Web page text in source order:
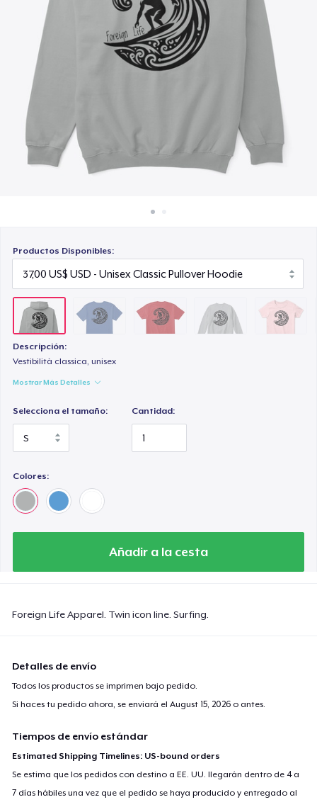
Venda en todas partes
Venda lo que sea
Productos Disponibles:
Descripción:
Vestibilità classica, unisex
Mostrar Más Detalles
Selecciona el tamaño: Cantidad:
Colores:
Añadir a la cesta
Foreign Life Apparel. Twin icon line. Surfing.
Detalles de envío
Todos los productos se imprimen bajo pedido.
Si haces tu pedido ahora, se enviará elAugust 15, 2026 o antes.
Tiempos de envío estándar
Estimated Shipping Timelines: US-bound orders
Se estima que los pedidos con destino a EE. UU. llegarán dentro de 4 a
7 días hábiles una vez que el pedido se haya producido y entregado al
Unisex Classic Crewneck Sweatshirt
23,99 US$
Comfort Colors 1717 | Classic Heavyweight T-Shirt
26,00 US$
Classic Long Sleeve Tee